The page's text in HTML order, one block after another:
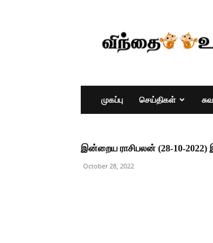
முகப்பு செய்திகள்
இன்றைய ராசிபலன் (28-10-2022)
October 28, 2022